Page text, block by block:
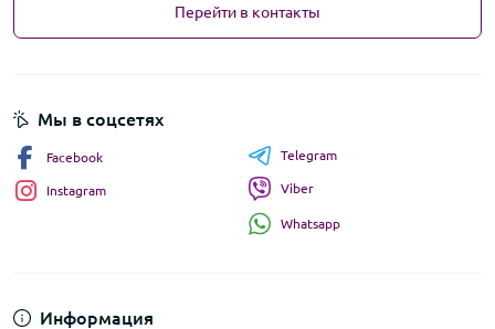
Перейти в контакты
Информация
Мы в соцсетях
Facebook
Instagram
Telegram
Viber
Whatsapp